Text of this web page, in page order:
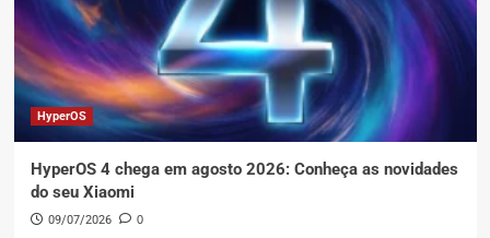
HyperOS
HyperOS 4 chega em agosto 2026: Conheça as novidades
do seu Xiaomi
09/07/2026 0